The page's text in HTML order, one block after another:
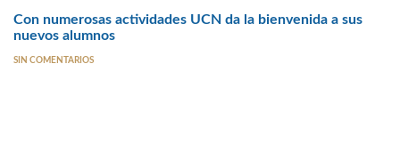
Con numerosas actividades UCN da la bienvenida a sus
nuevos alumnos
SIN COMENTARIOS